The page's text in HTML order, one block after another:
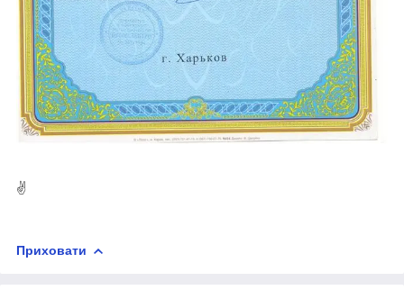
✌
Приховати